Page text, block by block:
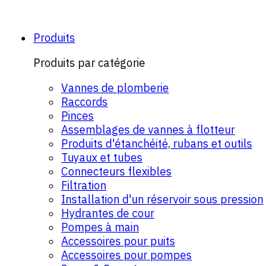
contenuProduits
Produits par catégorie
Vannes de plomberie
Raccords
Pinces
Assemblages de vannes à flotteur
Produits d'étanchéité, rubans et outils
Tuyaux et tubes
Connecteurs flexibles
Filtration
Installation d'un réservoir sous pression
Hydrantes de cour
Pompes à main
Accessoires pour puits
Accessoires pour pompes